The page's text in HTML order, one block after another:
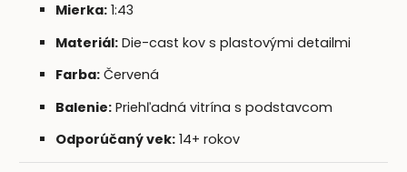
Mierka: 1:43
Materiál: Die-cast kov s plastovými detailmi
Farba: Červená
Balenie: Priehľadná vitrína s podstavcom
Odporúčaný vek: 14+ rokov